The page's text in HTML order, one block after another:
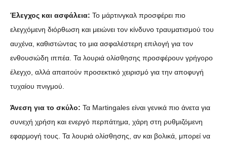
Έλεγχος και ασφάλεια: Το μάρτινγκαλ προσφέρει πιο
ελεγχόμενη διόρθωση και μειώνει τον κίνδυνο τραυματισμού του
αυχένα, καθιστώντας το μια ασφαλέστερη επιλογή για τον
ενθουσιώδη ιππέα. Τα λουριά ολίσθησης προσφέρουν γρήγορο
έλεγχο, αλλά απαιτούν προσεκτικό χειρισμό για την αποφυγή
τυχαίου πνιγμού.
Άνεση για το σκύλο: Τα Martingales είναι γενικά πιο άνετα για
συνεχή χρήση και ενεργό περπάτημα, χάρη στη ρυθμιζόμενη
εφαρμογή τους. Τα λουριά ολίσθησης, αν και βολικά, μπορεί να